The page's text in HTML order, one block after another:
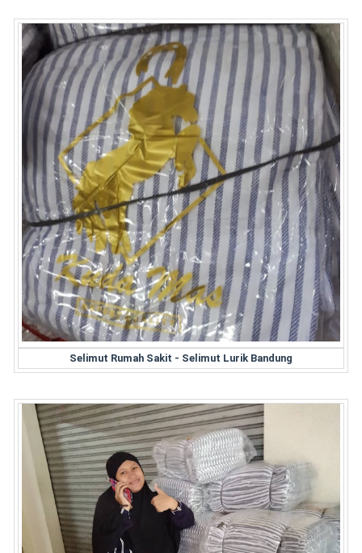
Selimut Rumah Sakit - Selimut Lurik Bandung